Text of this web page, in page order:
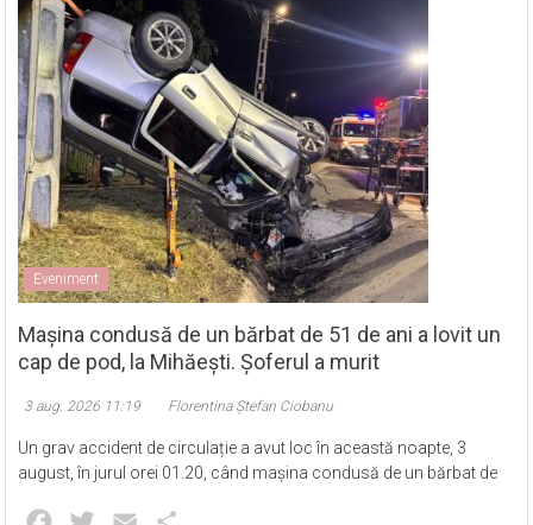
Eveniment
Mașina condusă de un bărbat de 51 de ani a lovit un
cap de pod, la Mihăești. Șoferul a murit
3 aug. 2026 11:19 Florentina Ștefan Ciobanu